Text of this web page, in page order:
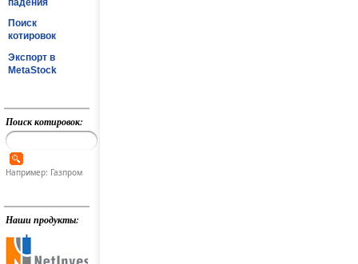
Поиск
котировок
Экспорт в
MetaStock
Поиск котировок:
Например: Газпром
Наши продукты: